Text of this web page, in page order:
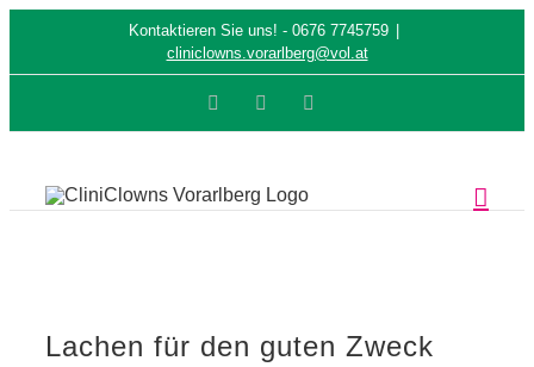
Inhalt
Kontaktieren Sie uns! - 0676 7745759
cliniclowns.vorarlberg@vol.at
Facebook
Lachen für den guten Zweck